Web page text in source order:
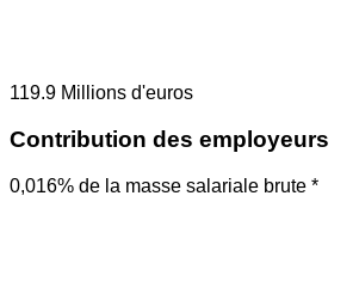
119.9 Millions d'euros
Contribution des employeurs
0,016% de la masse salariale brute *